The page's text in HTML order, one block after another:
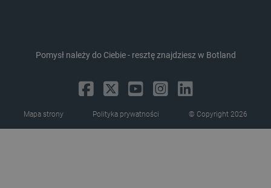
Pomysł należy do Ciebie - resztę znajdziesz w Botland
Mapa strony Polityka prywatności © Copyright 2026
CookieScriptConsent